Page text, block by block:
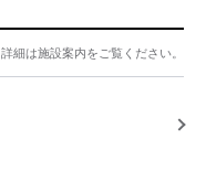
細は施設案内をご覧ください。